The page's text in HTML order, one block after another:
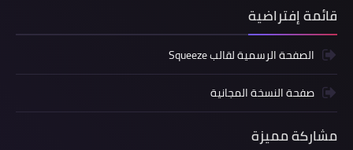
قائمة إفتراضية
الصفحة الرسمية لقالب Squeeze
صفحة النسخة المجانية
مشاركة مميزة